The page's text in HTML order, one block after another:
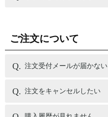
ご注文について
注文受付メールが届かない
注文をキャンセルしたい